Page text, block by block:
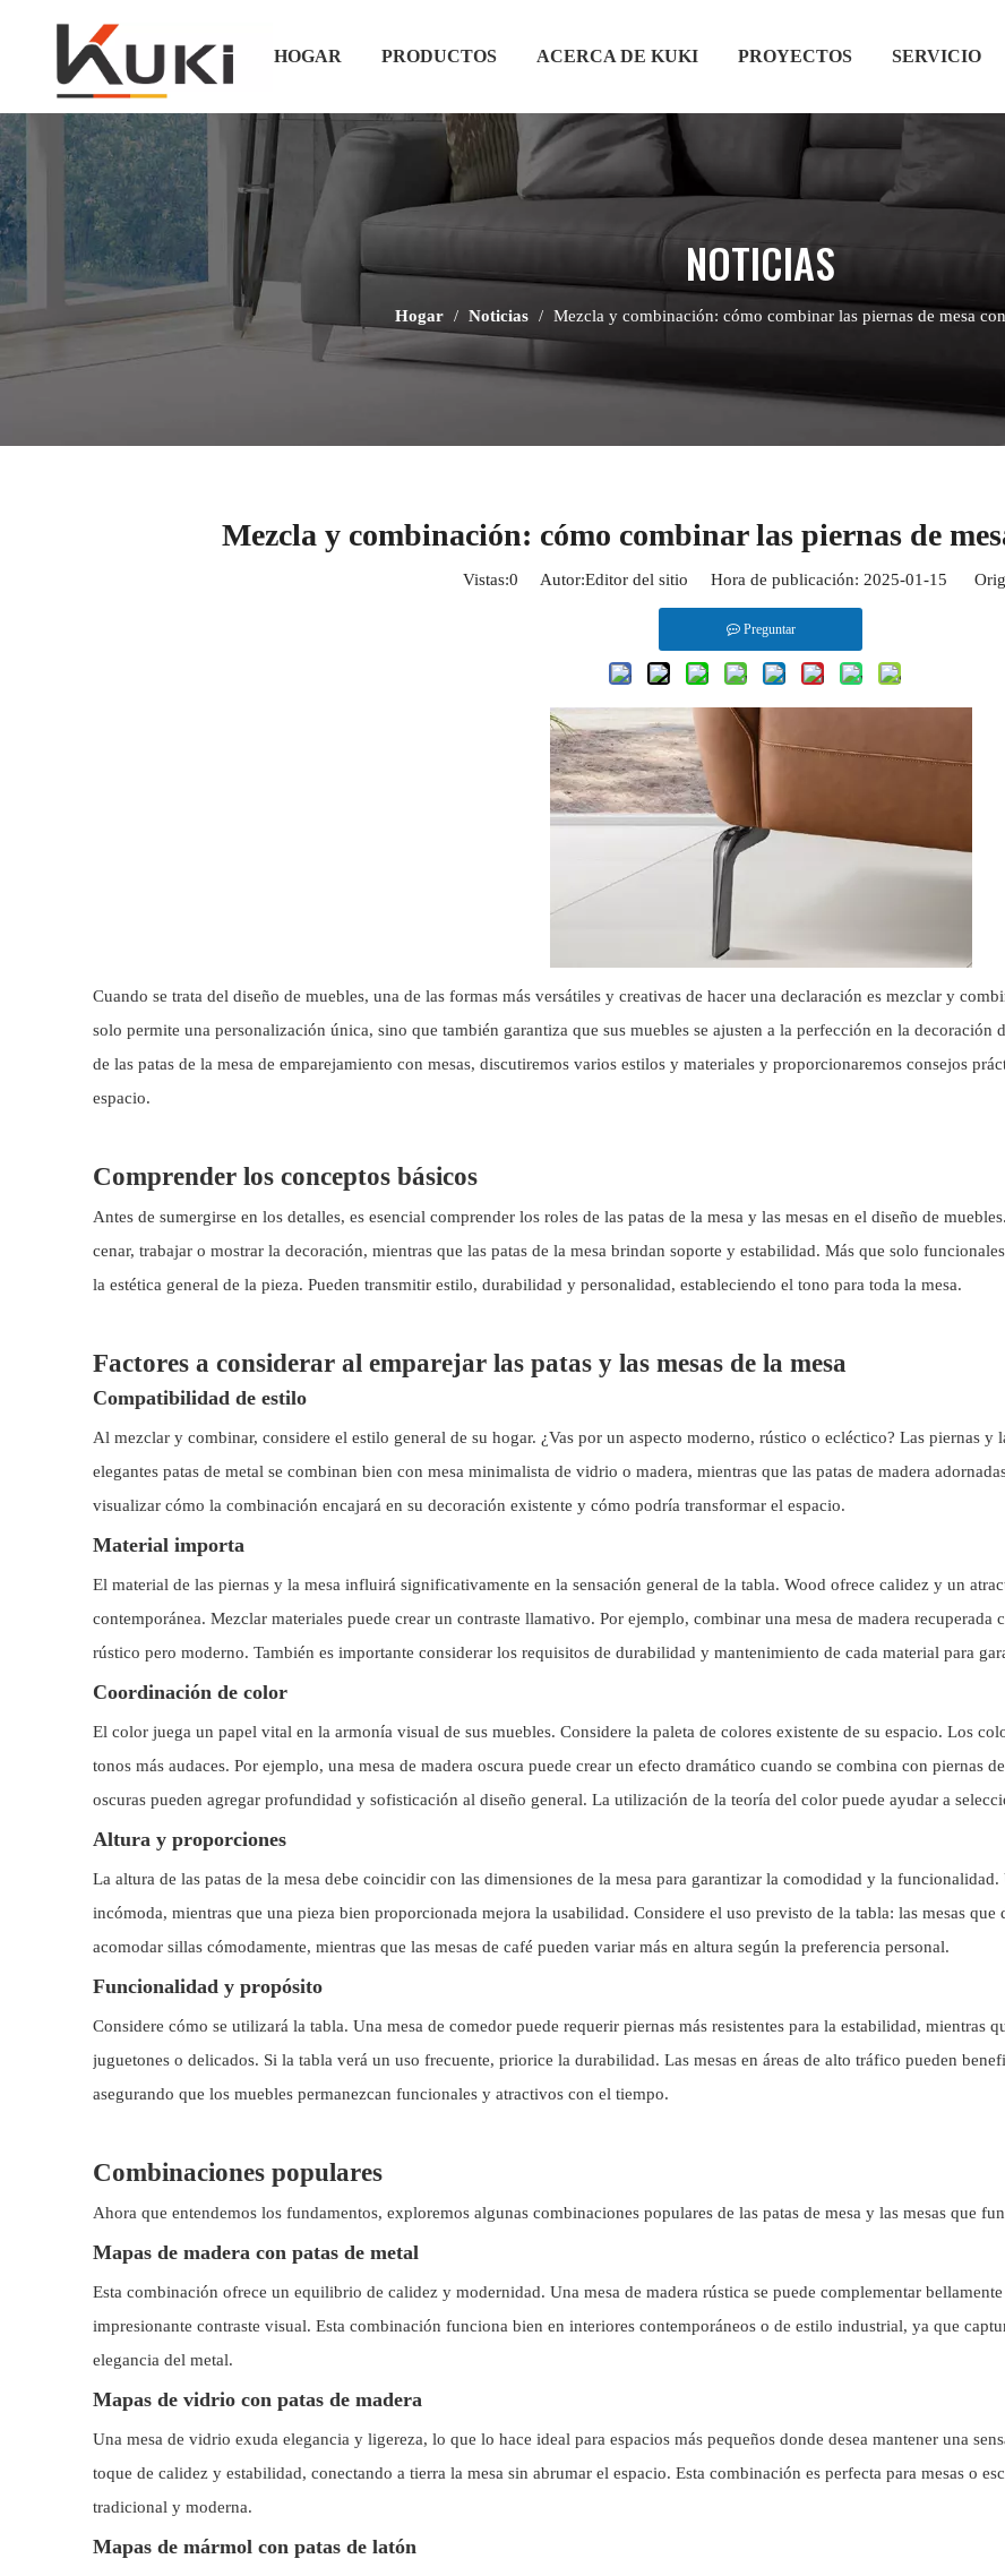
HOGAR PRODUCTOS ACERCA DE KUKI PROYECTOS SERVICIO
NOTICIAS
Hogar / Noticias / Mezcla y combinación: cómo combinar las piernas de mesa
Mezcla y combinación: cómo combinar las piernas de
Vistas:0 Autor:Editor del sitio Hora de publicación: 2025-01-15
Preguntar
Cuando se trata del diseño de muebles, una de las formas más versátiles y creativas de hacer una declaración es mezclar y
solo permite una personalización única, sino que también garantiza que sus muebles se ajusten a la perfección en la
de las patas de la mesa de emparejamiento con mesas, discutiremos varios estilos y materiales y proporcionaremos consejos
espacio.
Comprender los conceptos básicos
Antes de sumergirse en los detalles, es esencial comprender los roles de las patas de la mesa y las mesas en el diseño de
cenar, trabajar o mostrar la decoración, mientras que las patas de la mesa brindan soporte y estabilidad. Más que solo
la estética general de la pieza. Pueden transmitir estilo, durabilidad y personalidad, estableciendo el tono para toda la mesa.
Factores a considerar al emparejar las patas y las mesas de la mesa
Compatibilidad de estilo
Al mezclar y combinar, considere el estilo general de su hogar. ¿Vas por un aspecto moderno, rústico o ecléctico? Las piernas y
elegantes patas de metal se combinan bien con mesa minimalista de vidrio o madera, mientras que las patas de madera
visualizar cómo la combinación encajará en su decoración existente y cómo podría transformar el espacio.
Material importa
El material de las piernas y la mesa influirá significativamente en la sensación general de la tabla. Wood ofrece calidez y un
contemporánea. Mezclar materiales puede crear un contraste llamativo. Por ejemplo, combinar una mesa de madera
rústico pero moderno. También es importante considerar los requisitos de durabilidad y mantenimiento de cada material para
Coordinación de color
El color juega un papel vital en la armonía visual de sus muebles. Considere la paleta de colores existente de su espacio. Los
tonos más audaces. Por ejemplo, una mesa de madera oscura puede crear un efecto dramático cuando se combina con piernas
oscuras pueden agregar profundidad y sofisticación al diseño general. La utilización de la teoría del color puede ayudar a
Altura y proporciones
La altura de las patas de la mesa debe coincidir con las dimensiones de la mesa para garantizar la comodidad y la funcionalidad.
incómoda, mientras que una pieza bien proporcionada mejora la usabilidad. Considere el uso previsto de la tabla: las mesas que
acomodar sillas cómodamente, mientras que las mesas de café pueden variar más en altura según la preferencia personal.
Funcionalidad y propósito
Considere cómo se utilizará la tabla. Una mesa de comedor puede requerir piernas más resistentes para la estabilidad, mientras
juguetones o delicados. Si la tabla verá un uso frecuente, priorice la durabilidad. Las mesas en áreas de alto tráfico pueden
asegurando que los muebles permanezcan funcionales y atractivos con el tiempo.
Combinaciones populares
Ahora que entendemos los fundamentos, exploremos algunas combinaciones populares de las patas de mesa y las mesas que
Mapas de madera con patas de metal
Esta combinación ofrece un equilibrio de calidez y modernidad. Una mesa de madera rústica se puede complementar
impresionante contraste visual. Esta combinación funciona bien en interiores contemporáneos o de estilo industrial, ya que
elegancia del metal.
Mapas de vidrio con patas de madera
Una mesa de vidrio exuda elegancia y ligereza, lo que lo hace ideal para espacios más pequeños donde desea mantener una
toque de calidez y estabilidad, conectando a tierra la mesa sin abrumar el espacio. Esta combinación es perfecta para mesas o
tradicional y moderna.
Mapas de mármol con patas de latón